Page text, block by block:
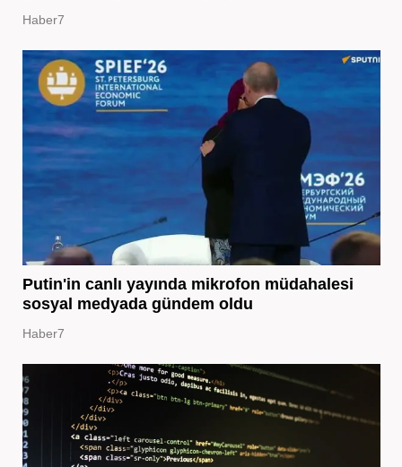
Haber7
Putin'in canlı yayında mikrofon müdahalesi
sosyal medyada gündem oldu
Haber7